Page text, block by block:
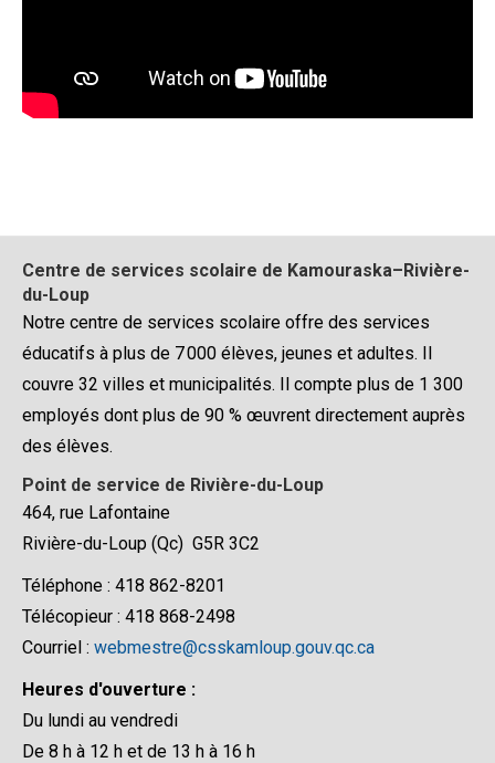
Centre de services scolaire de Kamouraska–Rivière-
du-Loup
Notre centre de services scolaire offre des services
éducatifs à plus de 7 000 élèves, jeunes et adultes. Il
couvre 32 villes et municipalités. Il compte plus de 1 300
employés dont plus de 90 % œuvrent directement auprès
des élèves.
Point de service de Rivière-du-Loup
464, rue Lafontaine
Rivière-du-Loup (Qc) G5R 3C2
Téléphone : 418 862-8201
Télécopieur : 418 868-2498
Courriel : webmestre@csskamloup.gouv.qc.ca
Heures d'ouverture :
Du lundi au vendredi
De 8 h à 12 h et de 13 h à 16 h